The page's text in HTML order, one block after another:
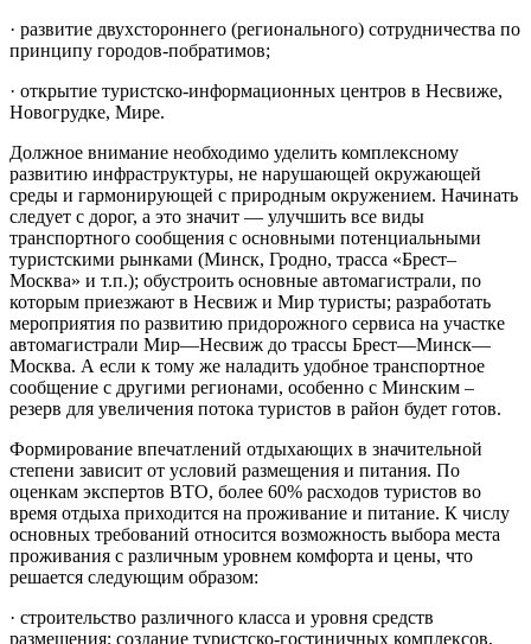
· развитие двухстороннего (регионального) сотрудничества по
принципу городов-побратимов;
· открытие туристско-информационных центров в Несвиже,
Новогрудке, Мире.
Должное внимание необходимо уделить комплексному
развитию инфраструктуры, не нарушающей окружающей
среды и гармонирующей с природным окружением. Начинать
следует с дорог, а это значит — улучшить все виды
транспортного сообщения с основными потенциальными
туристскими рынками (Минск, Гродно, трасса «Брест–
Москва» и т.п.); обустроить основные автомагистрали, по
которым приезжают в Несвиж и Мир туристы; разработать
мероприятия по развитию придорожного сервиса на участке
автомагистрали Мир—Несвиж до трассы Брест—Минск—
Москва. А если к тому же наладить удобное транспортное
сообщение с другими регионами, особенно с Минским –
резерв для увеличения потока туристов в район будет готов.
Формирование впечатлений отдыхающих в значительной
степени зависит от условий размещения и питания. По
оценкам экспертов ВТО, более 60% расходов туристов во
время отдыха приходится на проживание и питание. К числу
основных требований относится возможность выбора места
проживания с различным уровнем комфорта и цены, что
решается следующим образом:
· строительство различного класса и уровня средств
размещения; создание туристско-гостиничных комплексов,